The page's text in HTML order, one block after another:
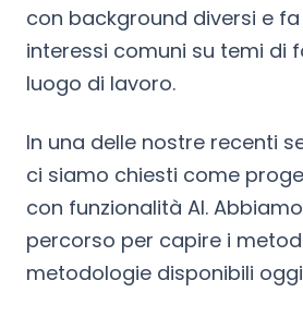
con background diversi e
interessi comuni su temi di
luogo di lavoro.
In una delle nostre recenti
ci siamo chiesti come
con funzionalità AI.
percorso per capire i
metodologie disponibili